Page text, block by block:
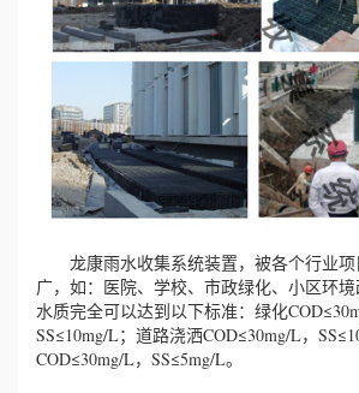
龙康雨水收集系统装置，被各个行业项
广，如：医院、学校、市政绿化、小区环
水质完全可以达到以下标准：绿化
SS≤10mg/L；道路浇洒COD≤30mg/L，
COD≤30mg/L，SS≤5mg/L。